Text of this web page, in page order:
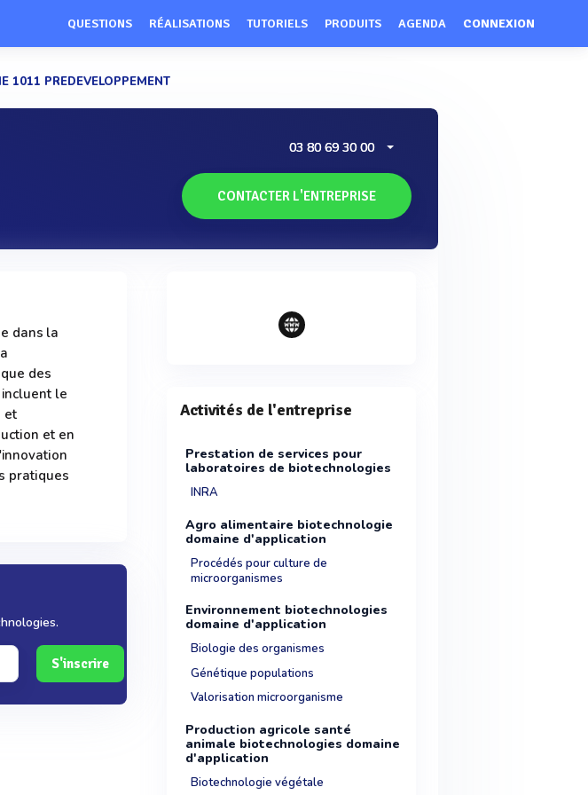
QUESTIONS RÉALISATIONS TUTORIELS PRODUITS AGENDA CONNEXION
1011 PREDEVELOPPEMENT
03 80 69 30 00
CONTACTER L'ENTREPRISE
dans la
des
le
et
et en
pratiques
S'inscrire
Activités de l'entreprise
Prestation de services pour
laboratoires de biotechnologies
INRA
Agro alimentaire biotechnologie
domaine d'application
Procédés pour culture de
microorganismes
Environnement biotechnologies
domaine d'application
Biologie des organismes
Génétique populations
Valorisation microorganisme
Production agricole santé
animale biotechnologies domaine
d'application
Biotechnologie végétale